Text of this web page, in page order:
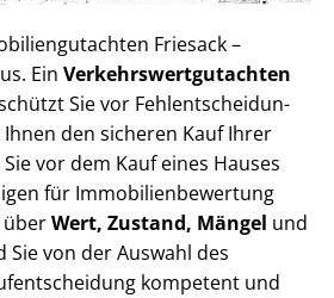
Friesack –
Ein Ver­kehrs­wert­gut­ach­ten
Sie vor Fehl­ent­schei­dun­
den sicheren Kauf Ihrer
vor dem Kauf eines Hauses
für Im­mo­bi­li­en­be­wer­tung
überWert, Zustand, Mängel und
Sie von der Auswahl des
kompetent und